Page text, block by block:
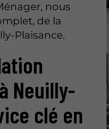
nous
de la
Plaisance.
Neuilly-
clé en